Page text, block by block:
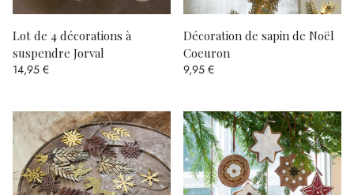
Lot de 4 décorations à
suspendre Jorval
14,95 €
Décoration de sapin de Noël
Coeuron
9,95 €